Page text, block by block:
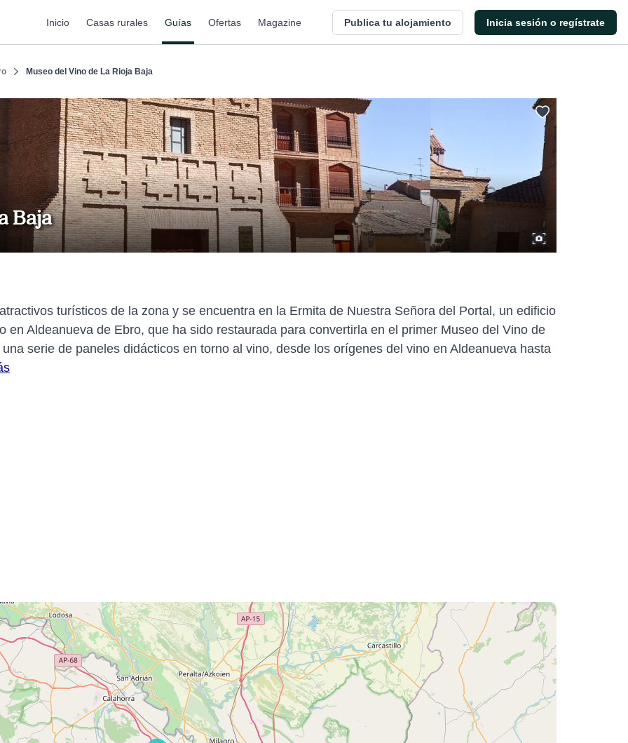
Inicio Casas rurales Guías Ofertas Magazine Publica tu alojamiento Inicia sesión o regístrate
Museo del Vino de La Rioja Baja
Baja
turísticos de la zona y se encuentra en la Ermita de Nuestra Señora del Portal, un edificio
en Aldeanueva de Ebro, que ha sido restaurada para convertirla en el primer Museo del Vino de
serie de paneles didácticos en torno al vino, desde los orígenes del vino en Aldeanueva hasta